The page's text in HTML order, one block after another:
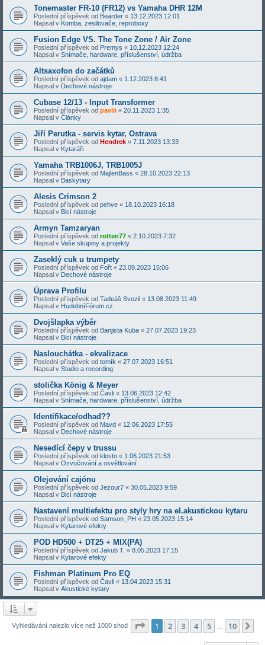
Tonemaster FR-10 (FR12) vs Yamaha DHR 12M
Poslední příspěvek od Bearder « 13.12.2023 12:01
Napsal v Komba, zesilovače, reproboxy
Fusion Edge VS. The Tone Zone / Air Zone
Poslední příspěvek od Premys « 10.12.2023 12:24
Napsal v Snímače, hardware, příslušenství, údržba
Altsaxofon do začátků
Poslední příspěvek od ajdam « 1.12.2023 8:41
Napsal v Dechové nástroje
Cubase 12/13 - Input Transformer
Poslední příspěvek od pavlii « 20.11.2023 1:35
Napsal v Články
Jiří Perutka - servis kytar, Ostrava
Poslední příspěvek od Hendrek « 7.11.2023 13:33
Napsal v Kytaráři
Yamaha TRB1006J, TRB1005J
Poslední příspěvek od MajlenBass « 28.10.2023 22:13
Napsal v Baskytary
Alesis Crimson 2
Poslední příspěvek od pehve « 18.10.2023 16:18
Napsal v Bicí nástroje
Armyn Tamzaryan
Poslední příspěvek od rotten77 « 2.10.2023 7:32
Napsal v Vaše skupiny a projekty
Zaseklý cuk u trumpety
Poslední příspěvek od Fořt « 23.09.2023 15:06
Napsal v Dechové nástroje
Úprava Profilu
Poslední příspěvek od Tadeáš Svozil « 13.08.2023 11:49
Napsal v HudebníFórum.cz
Dvojšlapka výběr
Poslední příspěvek od Banjista Kuba « 27.07.2023 19:23
Napsal v Bicí nástroje
Naslouchátka - ekvalizace
Poslední příspěvek od tomík « 27.07.2023 16:51
Napsal v Studio a recording
stolička König & Meyer
Poslední příspěvek od Čavli « 13.06.2023 12:42
Napsal v Snímače, hardware, příslušenství, údržba
Identifikace/odhad??
Poslední příspěvek od Mavd « 12.06.2023 17:55
Napsal v Dechové nástroje
Nesedící čepy v trussu
Poslední příspěvek od klosto « 1.06.2023 21:53
Napsal v Ozvučování a osvětlování
Olejování cajónu
Poslední příspěvek od Jezour7 « 30.05.2023 9:59
Napsal v Bicí nástroje
Nastavení multiefektu pro styly hry na el.akustickou kytaru
Poslední příspěvek od Samson_PH « 23.05.2023 15:14
Napsal v Kytarové efekty
POD HD500 + DT25 + MIX(PA)
Poslední příspěvek od Jakub T. « 8.05.2023 17:15
Napsal v Kytarové efekty
Fishman Platinum Pro EQ
Poslední příspěvek od Čavli « 13.04.2023 15:31
Napsal v Akustické kytary
Vyhledávání nalezlo více než 1000 shod Stránka z 10
1 2 3 4 5 10